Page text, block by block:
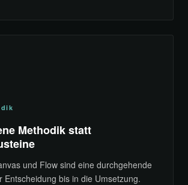
Methodik statt
und Flow sind eine durchgehende
Entscheidung bis in die Umsetzung.